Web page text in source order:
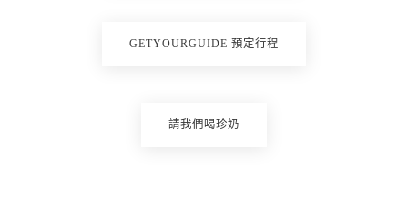
GETYOURGUIDE 預定行程
請我們喝珍奶